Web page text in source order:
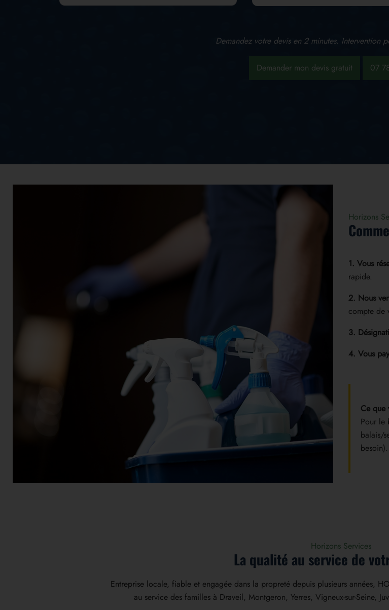
Demandez votre devis en 2 minutes. Intervention
Demander mon devis gratuit 07
Horizons
1. Vous
rapide.
2. Nous
compte de
3.
4. Vous
Ce que
Pour le
balais/
besoin).
Horizons Services
La qualité au service de
Entreprise locale, fiable et engagée dans la propreté depuis plusieurs années,
au service des familles à Draveil, Montgeron, Yerres, Vigneux-sur-Seine,